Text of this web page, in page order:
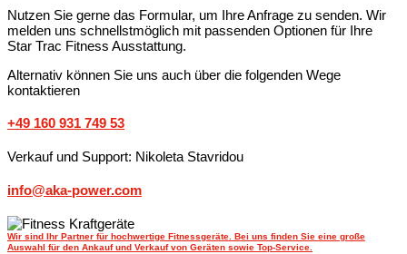
Nutzen Sie gerne das Formular, um Ihre Anfrage zu senden. Wir
melden uns schnellstmöglich mit passenden Optionen für Ihre
Star Trac Fitness Ausstattung.
Alternativ können Sie uns auch über die folgenden Wege
kontaktieren
+49 160 931 749 53
Verkauf und Support: Nikoleta Stavridou
info@aka-power.com
Wir sind Ihr Partner für hochwertige Fitnessgeräte. Bei uns finden Sie eine große
Auswahl für den Ankauf und Verkauf von Geräten sowie Top-Service.